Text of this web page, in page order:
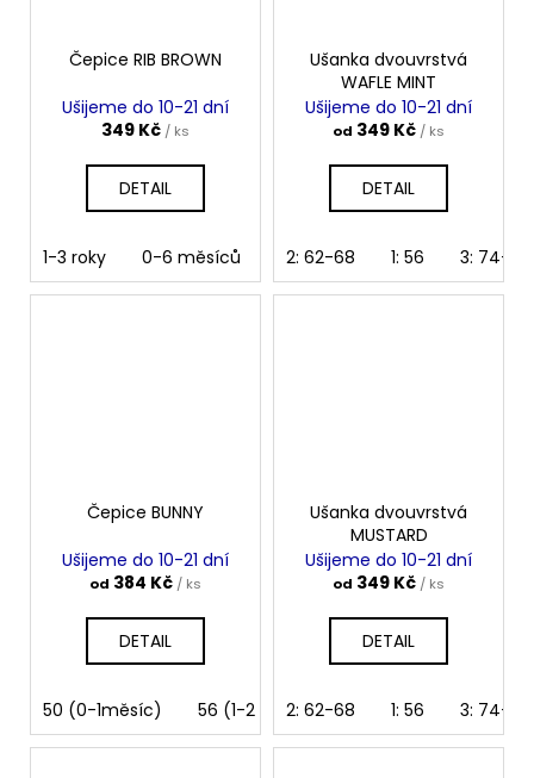
Čepice RIB BROWN
Ušijeme do 10-21 dní
349 Kč / ks
DETAIL
1-3 roky 0-6 měsíců 6-12 měsíců 4-10 let
Ušanka dvouvrstvá
WAFLE MINT
Ušijeme do 10-21 dní
od 349 Kč / ks
DETAIL
2: 62-68 1: 56 3: 74-80
Čepice BUNNY
Ušijeme do 10-21 dní
od 384 Kč / ks
DETAIL
50 (0-1měsíc) 56 (1-2 měsíce) 62 (2-3 měsíce)
Ušanka dvouvrstvá
MUSTARD
Ušijeme do 10-21 dní
od 349 Kč / ks
DETAIL
2: 62-68 1: 56 3: 74-80